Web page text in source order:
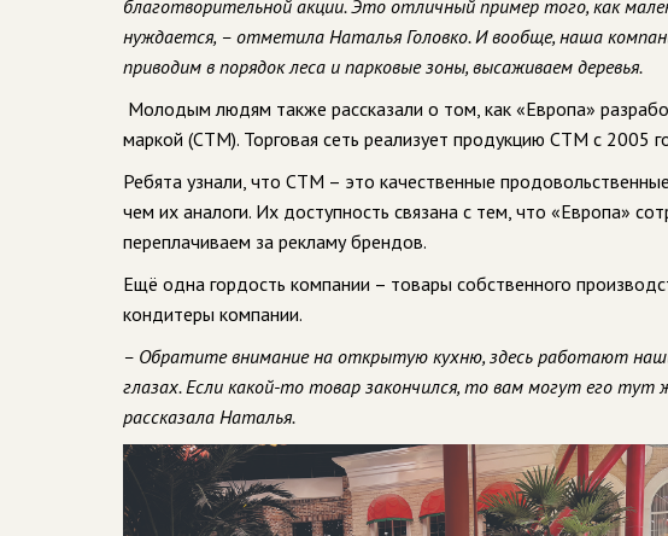
благотворительной акции. Это отличный пример того, как
нуждается, – отметила Наталья Головко. И вообще, наша
приводим в порядок леса и парковые зоны, высаживаем деревья.
Молодым людям также рассказали о том, как «Европа»
маркой (СТМ). Торговая сеть реализует продукцию СТМ с 2005
Ребята узнали, что СТМ – это качественные
чем их аналоги. Их доступность связана с тем, что «Европа»
переплачиваем за рекламу брендов.
Ещё одна гордость компании – товары собственного
кондитеры компании.
– Обратите внимание на открытую кухню, здесь работают
глазах. Если какой-то товар закончился, то вам могут его тут
рассказала Наталья.